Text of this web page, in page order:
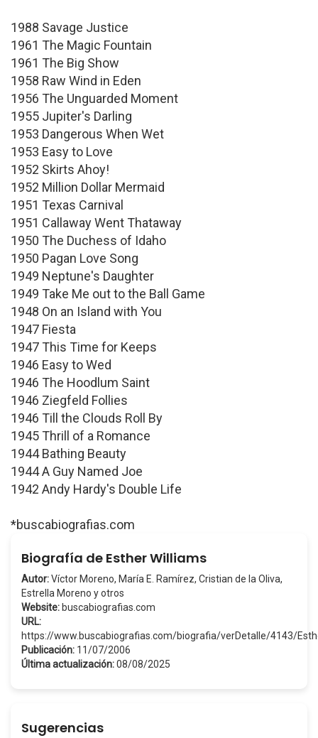
1988 Savage Justice
1961 The Magic Fountain
1961 The Big Show
1958 Raw Wind in Eden
1956 The Unguarded Moment
1955 Jupiter's Darling
1953 Dangerous When Wet
1953 Easy to Love
1952 Skirts Ahoy!
1952 Million Dollar Mermaid
1951 Texas Carnival
1951 Callaway Went Thataway
1950 The Duchess of Idaho
1950 Pagan Love Song
1949 Neptune's Daughter
1949 Take Me out to the Ball Game
1948 On an Island with You
1947 Fiesta
1947 This Time for Keeps
1946 Easy to Wed
1946 The Hoodlum Saint
1946 Ziegfeld Follies
1946 Till the Clouds Roll By
1945 Thrill of a Romance
1944 Bathing Beauty
1944 A Guy Named Joe
1942 Andy Hardy's Double Life
*buscabiografias.com
Biografía de Esther Williams
Autor:Víctor Moreno, María E. Ramírez, Cristian de la Oliva,
Estrella Moreno y otros
Website: buscabiografias.com
URL:
https://www.buscabiografias.com/biografia/verDetalle/4143/
Publicación: 11/07/2006
Última actualización:08/08/2025
Sugerencias